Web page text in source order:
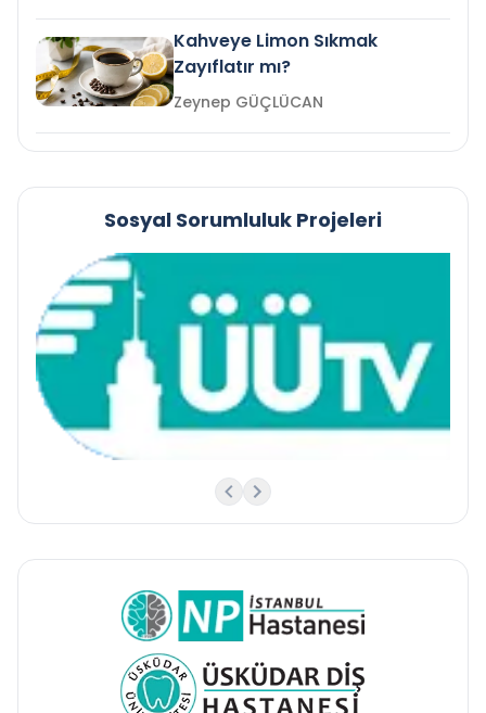
Kahveye Limon Sıkmak
Zayıflatır mı?
Zeynep GÜÇLÜCAN
Sosyal Sorumluluk Projeleri